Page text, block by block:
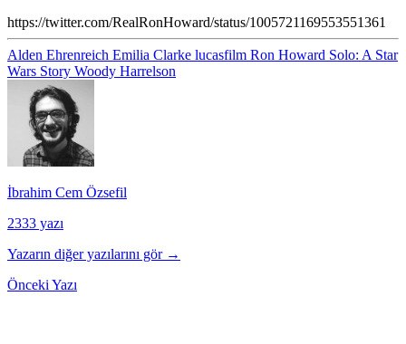
https://twitter.com/RealRonHoward/status/1005721169553551361
Alden Ehrenreich Emilia Clarke lucasfilm Ron Howard Solo: A Star
Wars Story Woody Harrelson
İbrahim Cem Özsefil
2333 yazı
Yazarın diğer yazılarını gör →
Önceki Yazı